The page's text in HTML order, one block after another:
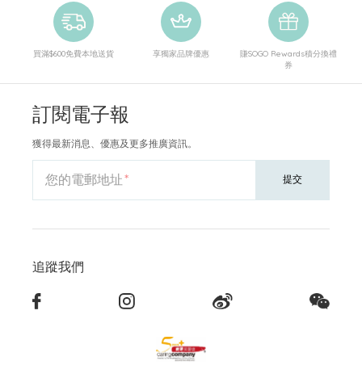
買滿$600免費本地送貨 享獨家品牌優惠
賺SOGO Rewards積分換禮
券
訂閱電子報
獲得最新消息、優惠及更多推廣資訊。
您的電郵地址 提交
追蹤我們